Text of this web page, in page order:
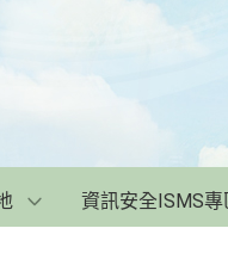
資訊安全ISMS專